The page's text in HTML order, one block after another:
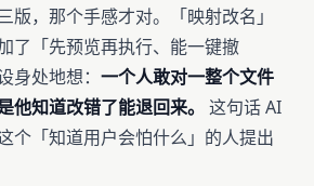
版，那个手感才对。「映射改名」
「先预览再执行、能一键撤
身处地想： 一个人敢对一整个文件
他知道改错了能退回来。 这句话 AI
个「知道用户会怕什么」的人提出